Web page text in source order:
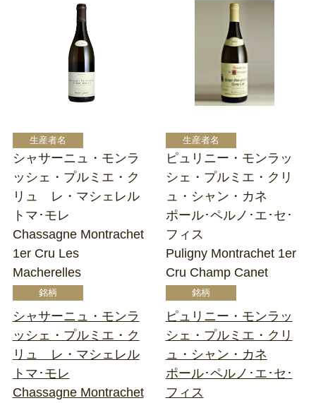
シャサーニュ・モンラ
ッシェ・プルミエ・ク
リュ レ・マシェレル
トマ･モレ
Chassagne Montrachet
1er Cru Les
Macherelles
シャサーニュ・モンラ
ッシェ・プルミエ・ク
リュ レ・マシェレル
トマ･モレ
Chassagne Montrachet
ピュリニー・モンラッ
シェ・プルミエ・クリ
ュ・シャン・カネ
ポール･ペルノ･エ･セ･
フィス
Puligny Montrachet 1er
Cru Champ Canet
ピュリニー・モンラッ
シェ・プルミエ・クリ
ュ・シャン・カネ
ポール･ペルノ･エ･セ･
フィス